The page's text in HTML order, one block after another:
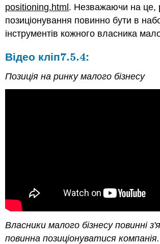
positioning.html . Незважаючи на це,
позиціонування повинно бути в
інструментів кожного власника
Відео кліп7.5.4
7.5.4:
Позиція на ринку малого бізнесу
Власники малого бізнесу повинні
повинна позиціонуватися компанія.